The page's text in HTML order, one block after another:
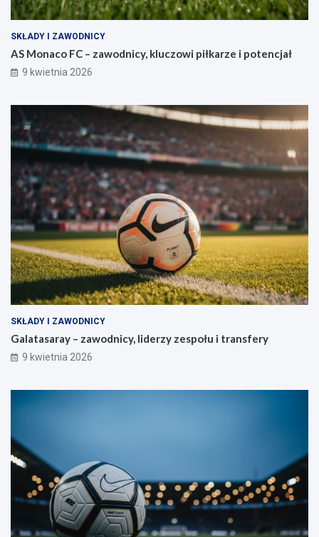
SKŁADY I ZAWODNICY
AS Monaco FC – zawodnicy, kluczowi piłkarze i potencjał
9 kwietnia 2026
SKŁADY I ZAWODNICY
Galatasaray – zawodnicy, liderzy zespołu i transfery
9 kwietnia 2026